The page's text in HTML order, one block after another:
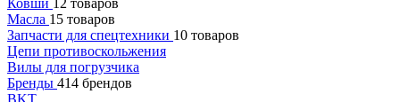
Ковши 12 товаров
Масла 15 товаров
Запчасти для спецтехники 10 товаров
Цепи противоскольжения
Вилы для погрузчика
Бренды 414 брендов
BKT